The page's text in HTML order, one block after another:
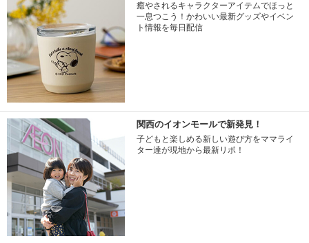
癒やされるキャラクターアイテムでほっと
一息つこう！かわいい最新グッズやイベン
ト情報を毎日配信
関西のイオンモールで新発見！
子どもと楽しめる新しい遊び方をママライ
ター達が現地から最新リポ！